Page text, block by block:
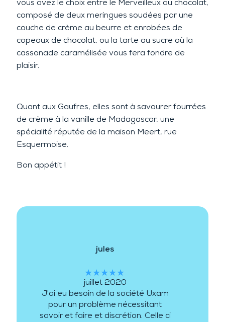
vous avez le choix entre le Merveilleux au chocolat,
composé de deux meringues soudées par une
couche de crème au beurre et enrobées de
copeaux de chocolat, ou la tarte au sucre où la
cassonade caramélisée vous fera fondre de
plaisir.
Quant aux Gaufres, elles sont à savourer fourrées
de crème à la vanille de Madagascar, une
spécialité réputée de la maison Meert, rue
Esquermoise.
Bon appétit !
jules
★★★★★
juillet 2020
J'ai eu besoin de la société Uxam
pour un problème nécessitant
savoir et faire et discrétion. Celle ci